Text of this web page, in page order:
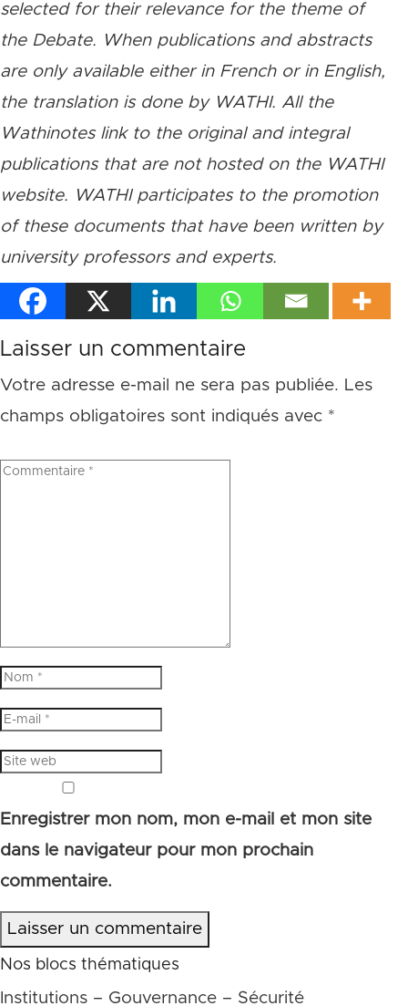
selected for their relevance for the theme of
the Debate. When publications and abstracts
are only available either in French or in English,
the translation is done by WATHI. All the
Wathinotes link to the original and integral
publications that are not hosted on the WATHI
website. WATHI participates to the promotion
of these documents that have been written by
university professors and experts.
Laisser un commentaire
Votre adresse e-mail ne sera pas publiée. Les
champs obligatoires sont indiqués avec *
Enregistrer mon nom, mon e-mail et mon site
dans le navigateur pour mon prochain
commentaire.
Laisser un commentaire
Nos blocs thématiques
Institutions – Gouvernance – Sécurité